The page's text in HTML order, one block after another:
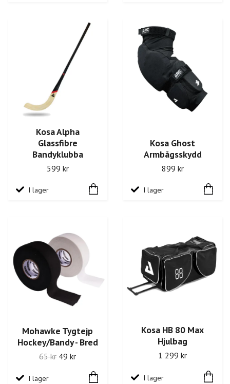
Kosa Alpha
Glassfibre
Bandyklubba
599 kr
I lager
Kosa Ghost
Armbågsskydd
899 kr
I lager
Mohawke Tygtejp
Hockey/Bandy - Bred
65 kr 49 kr
I lager
Kosa HB 80 Max
Hjulbag
1 299 kr
I lager